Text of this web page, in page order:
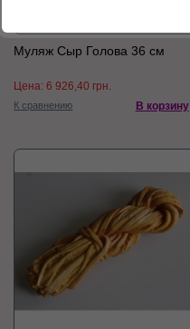
Муляж Сыр Голова 36 см
Цена:6 926,40 грн.
К сравнению В корзину